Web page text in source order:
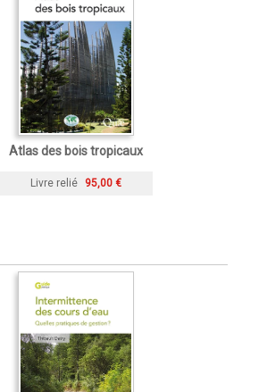
Atlas des bois tropicaux
Livre relié 95,00 €